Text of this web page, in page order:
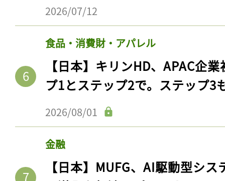
2026/07/12
食品・消費財・アパレル
【日本】キリンHD、APAC企
プ1とステップ2で。ステップ3
2026/08/01
金融
【日本】MUFG、AI駆動型シ